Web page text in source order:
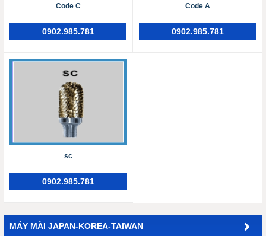
Code C
0902.985.781
Code A
0902.985.781
sc
0902.985.781
MÁY MÀI JAPAN-KOREA-TAIWAN